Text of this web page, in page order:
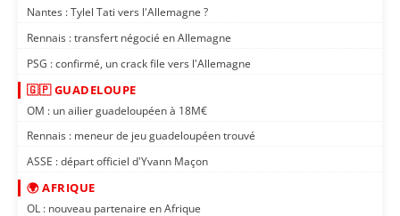
Nantes : Tylel Tati vers l'Allemagne ?
Rennais : transfert négocié en Allemagne
PSG : confirmé, un crack file vers l'Allemagne
🇬🇵 GUADELOUPE
OM : un ailier guadeloupéen à 18M€
Rennais : meneur de jeu guadeloupéen trouvé
ASSE : départ officiel d'Yvann Maçon
🌍 AFRIQUE
OL : nouveau partenaire en Afrique